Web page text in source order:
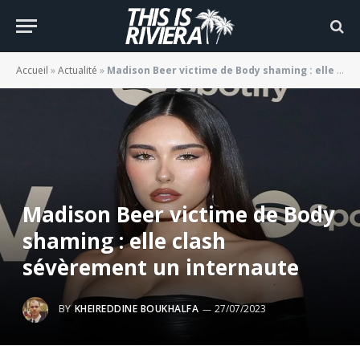
Accueil »Actualité » Madison Beer victime de Body shaming : elle clash sévèrement un internaute
Madison Beer victime de Body
shaming : elle clash
sévèrement un internaute
BY KHEIREDDINE BOUKHALFA 27/07/2023